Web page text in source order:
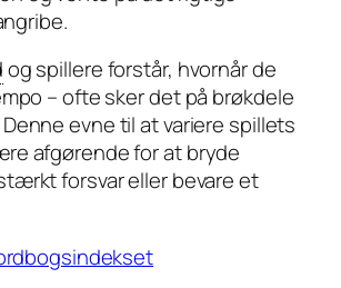
og spillere forstår, hvornår de
– ofte sker det på brøkdele
evne til at variere spillets
afgørende for at bryde
forsvar eller bevare et